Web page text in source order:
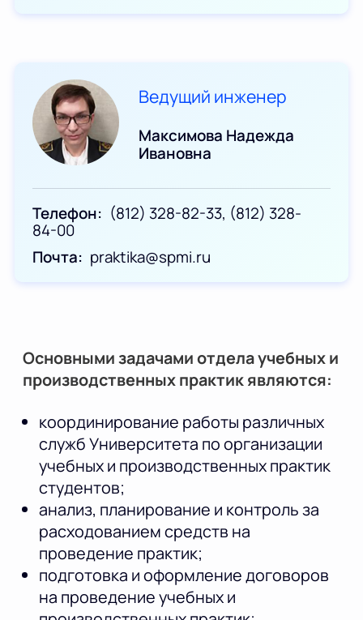
Ведущий инженер
Максимова Надежда
Ивановна
Телефон
(812) 328-82-33, (812) 328-
84-00
Почта
praktika@spmi.ru
Основными задачами отдела учебных и
производственных практик являются:
координирование работы различных
служб Университета по организации
учебных и производственных практик
студентов;
анализ, планирование и контроль за
расходованием средств на
проведение практик;
подготовка и оформление договоров
на проведение учебных и